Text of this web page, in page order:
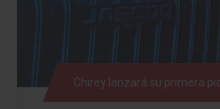
Chirey lanzará su primera